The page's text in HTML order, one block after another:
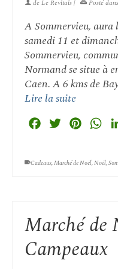
deLe Revitais| Posté
A Sommervieu,
samedi 11 et
Sommervieu,
Normand se situe à
Caen. A 6 kms de
Lire la suite
FacebookTwitterPinterest
Cadeaux,Marché de Noël,Noël,
Marché de
Campeaux